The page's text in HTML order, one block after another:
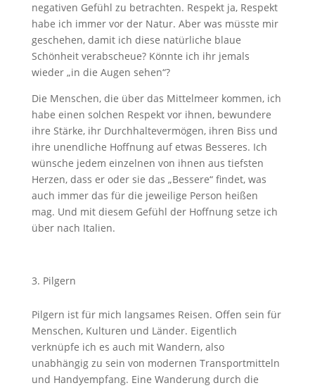
negativen Gefühl zu betrachten. Respekt ja, Respekt
habe ich immer vor der Natur. Aber was müsste mir
geschehen, damit ich diese natürliche blaue
Schönheit verabscheue? Könnte ich ihr jemals
wieder „in die Augen sehen“?
Die Menschen, die über das Mittelmeer kommen, ich
habe einen solchen Respekt vor ihnen, bewundere
ihre Stärke, ihr Durchhaltevermögen, ihren Biss und
ihre unendliche Hoffnung auf etwas Besseres. Ich
wünsche jedem einzelnen von ihnen aus tiefsten
Herzen, dass er oder sie das „Bessere“ findet, was
auch immer das für die jeweilige Person heißen
mag. Und mit diesem Gefühl der Hoffnung setze ich
über nach Italien.
Pilgern
Pilgern ist für mich langsames Reisen. Offen sein für
Menschen, Kulturen und Länder. Eigentlich
verknüpfe ich es auch mit Wandern, also
unabhängig zu sein von modernen Transportmitteln
und Handyempfang. Eine Wanderung durch die